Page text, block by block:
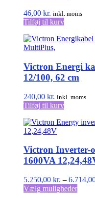
46,00 kr. inkl. moms
Tilføj til kurv
Victron Energi
12/100, 62 cm
240,00 kr. inkl. moms
Tilføj til kurv
Victron Inverter-
1600VA
5.250,00 kr. –
Vælg mulighederDette